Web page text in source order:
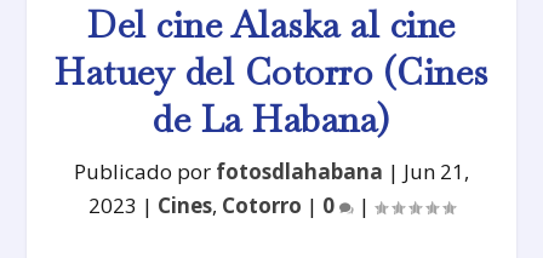
Del cine Alaska al cine
Hatuey del Cotorro (Cines
de La Habana)
Publicado por fotosdlahabana | Jun 21,
2023 | Cines, Cotorro | 0 |